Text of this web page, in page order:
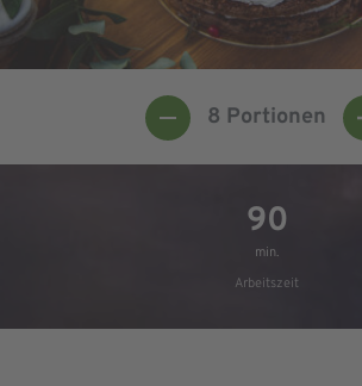
8 Portionen
90
min.
Arbeitszeit